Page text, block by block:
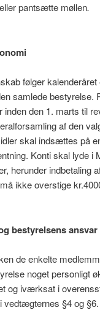
pantsætte møllen.
følger
samlede bestyrelse.
inden den 1. marts til
af den
skal indsættes på
Konti skal lyde i
herunder indbetaling
ikke overstige
bestyrelsens ansvar
de enkelte
noget personligt
og iværksat i
vedtægternes §4 og